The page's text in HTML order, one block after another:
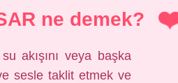
ne demek?
akışını veya başka
sesle taklit etmek ve